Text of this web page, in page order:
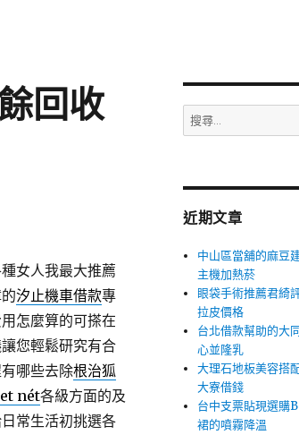
回收
女人我最大推薦
汐止機車借款專
怎麼算的可搽在
您輕鬆研究有合
哪些去除根治狐
nét各級方面的及
常生活初挑選各
搜
尋
字:
近期文章
中山區當舖的麻豆
主機加熱菸
眼袋手術推薦君綺
拉皮價格
台北借款幫助的大
心並隆乳
大理石地板美容搭
大寮借錢
台中支票貼現選購
裙的噴霧降溫